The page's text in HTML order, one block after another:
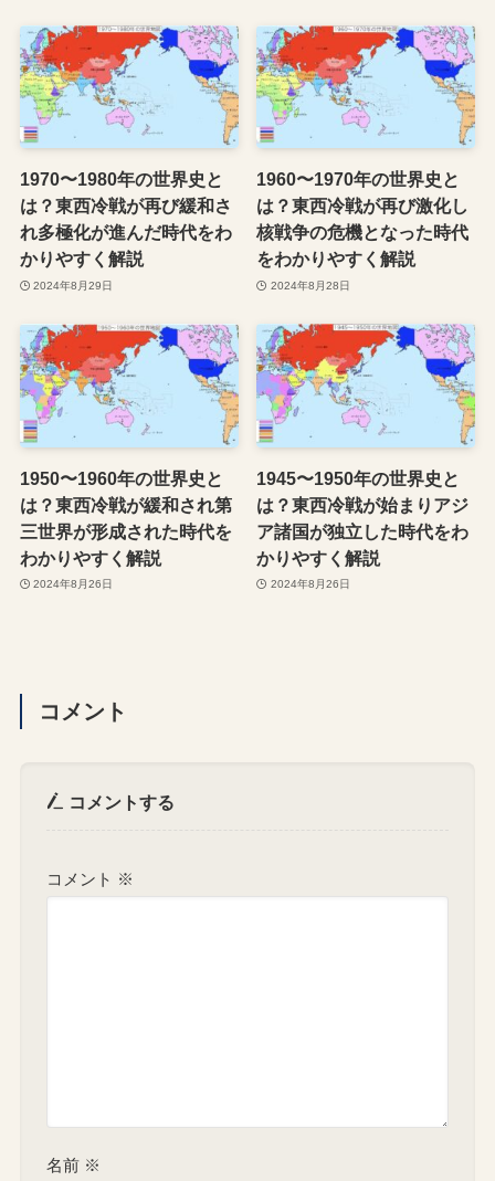
1970〜1980年の世界史と
は？東西冷戦が再び緩和さ
れ多極化が進んだ時代をわ
かりやすく解説
2024年8月29日
1960〜1970年の世界史と
は？東西冷戦が再び激化し
核戦争の危機となった時代
をわかりやすく解説
2024年8月28日
1950〜1960年の世界史と
は？東西冷戦が緩和され第
三世界が形成された時代を
わかりやすく解説
2024年8月26日
1945〜1950年の世界史と
は？東西冷戦が始まりアジ
ア諸国が独立した時代をわ
かりやすく解説
2024年8月26日
コメント
コメントする
コメント ※
名前 ※